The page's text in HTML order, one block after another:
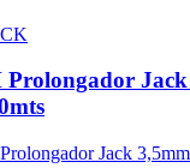
Prolongador